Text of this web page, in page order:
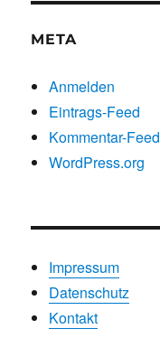
META
Anmelden
Eintrags-Feed
Kommentar-Feed
WordPress.org
Impressum
Datenschutz
Kontakt